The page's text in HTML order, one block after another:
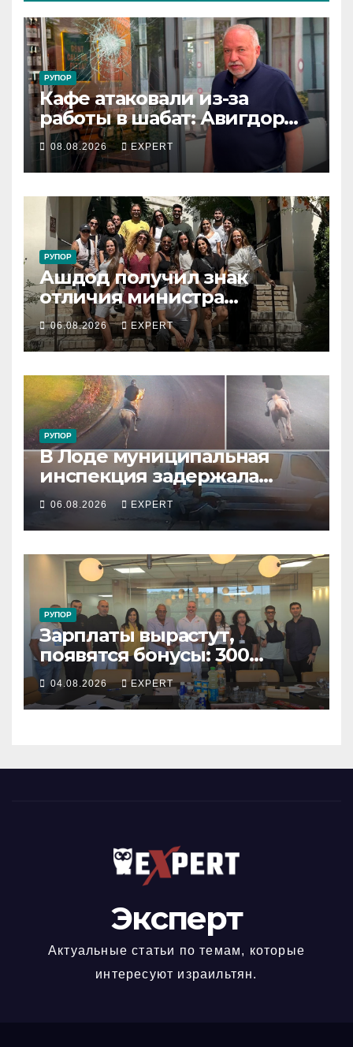
РУПОР
Кафе атаковали из-за
работы в шабат: Авигдор
Либерман приехал
поддержать владельцев
08.08.2026 EXPERT
РУПОР
Ашдод получил знак
отличия министра
обороны за поддержку
резервистов
06.08.2026 EXPERT
РУПОР
В Лоде муниципальная
инспекция задержала
подростка, устроившего
опасную скачку на лошади
по улицам города
06.08.2026 EXPERT
РУПОР
Зарплаты вырастут,
появятся бонусы: 300
сотрудников «Штраус»
получили новый
коллективный договор
04.08.2026 EXPERT
Эксперт
Актуальные статьи по темам, которые
интересуют израильтян.